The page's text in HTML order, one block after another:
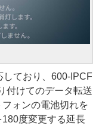
ており、600-IPCF
付けてのデータ転送
ォンの電池切れを
度変更する延長